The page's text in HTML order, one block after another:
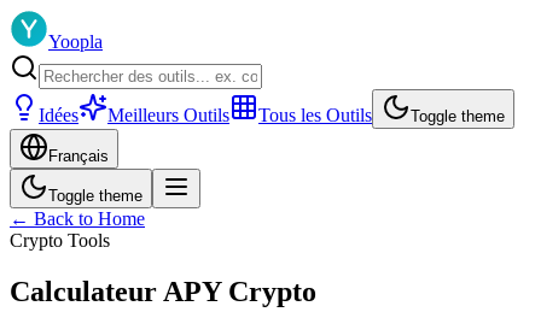
Yoopla
Idées Meilleurs Outils Tous les Outils Toggle theme
Français
Toggle theme
← Back to Home
Crypto Tools
Calculateur APY Crypto